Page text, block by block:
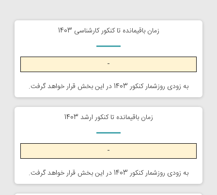
زمان باقیمانده تا کنکور کارشناسی 1403
-
به زودی روزشمار کنکور 1403 در این بخش قرار خواهد گرفت.
زمان باقیمانده تا کنکور ارشد 1403
-
به زودی روزشمار کنکور 1403 در این بخش قرار خواهد گرفت.